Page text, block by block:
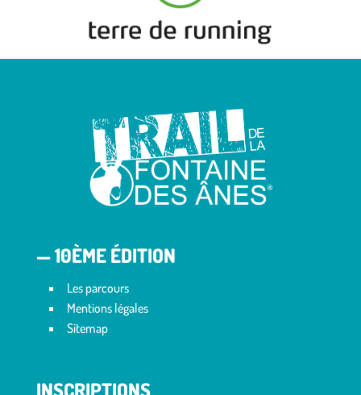
— 10ÈME ÉDITION
Les parcours
Mentions légales
Sitemap
INSCRIPTIONS